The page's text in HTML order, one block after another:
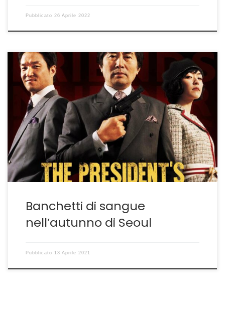
Pubblicato 26 Aprile 2022
The President’s Last Bang come un libro di storia NON è
recente ma è come se lo fosse. The President’s Last
Bang, ovvero l’ultimo colpo del presidente, è un film del
2005, che per anni è stato mutilato da una censura
tutta politica a cui era stato sottoposto in patria. […]
Banchetti di sangue
nell’autunno di Seoul
Pubblicato 13 Aprile 2021